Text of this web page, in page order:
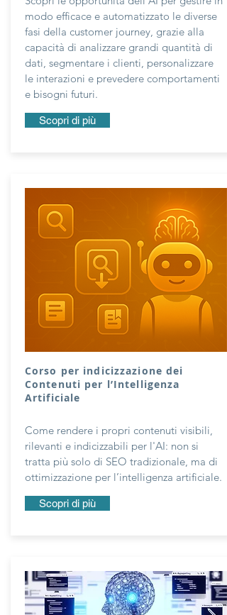
modo efficace e automatizzato le diverse
fasi della customer journey, grazie alla
capacità di analizzare grandi quantità di
dati, segmentare i clienti, personalizzare
le interazioni e prevedere comportamenti
e bisogni futuri.
Scopri di più
Corso per indicizzazione dei
Contenuti per l’Intelligenza
Artificiale
Come rendere i propri contenuti visibili,
rilevanti e indicizzabili per l'AI: non si
tratta più solo di SEO tradizionale, ma di
ottimizzazione per l’intelligenza artificiale.
Scopri di più